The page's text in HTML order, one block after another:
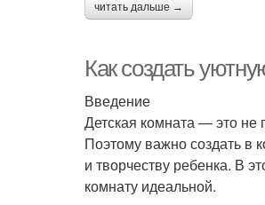
читать дальше →
Как создать
Введение
Детская комната — это не
Поэтому важно создать в
и творчеству ребенка. В
комнату идеальной.